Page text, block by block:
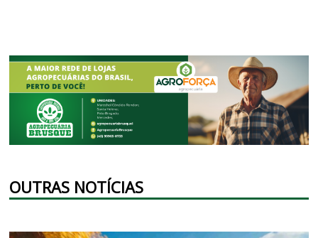
OUTRAS NOTÍCIAS